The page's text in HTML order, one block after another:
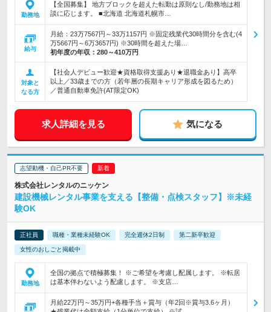
勤務地
【全国募集】 地方ブロックを超えた転勤は原則なし/勤務地は相
談に応じます。 ■北海道 北海道札幌市…
給与
月給：23万7567円～33万1157円 ※固定残業代30時間分を含む(4
万5667円～6万3657円) ※30時間を超えた場…
初年度の年収： 280～410万円
対象と
なる方
【社会人デビュー歓迎★資格取得支援あり★退職金あり】高卒
以上／33歳までの方（若年層の長期キャリア形成を図るため）
／普通自動車免許(AT限定OK)
求人詳細を見る 気になる
志望動機・自己PR不要
株式会社レンタルのニッケン
建設機械レンタル事業を支える【整備・点検スタッフ】※未経
験OK
正社員 職種・業種未経験OK 完全週休2日制 第二新卒歓迎
女性のおしごと掲載中
勤務地
全国の拠点で積極募集！ ※ご希望を考慮し配属します。 ※転居
は基本伴わないよう配慮します。 ※支店…
月給22万円～35万円+各種手当＋賞与（年2回※賞与3.6ヶ月）